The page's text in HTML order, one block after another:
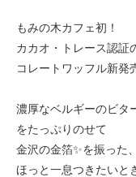
もみの木カフェ初！
カカオ・トレース認証
コレートワッフル新発
濃厚なベルギーのビタ
をたっぷりのせて
金沢の金箔✨を振った
ほっと一息つきたいと